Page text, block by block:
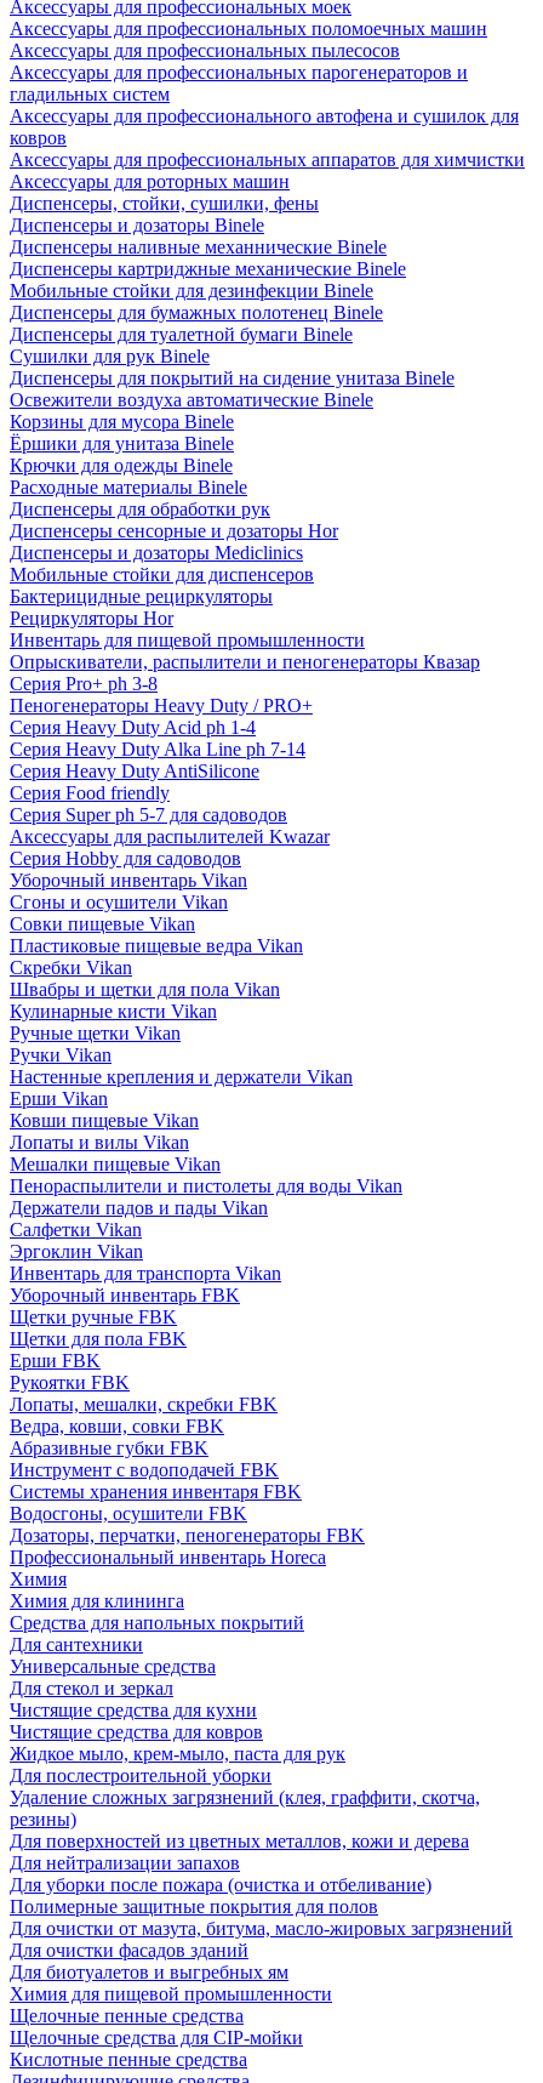
Аксессуары для профессиональных моек
Аксессуары для профессиональных поломоечных машин
Аксессуары для профессиональных пылесосов
Аксессуары для профессиональных парогенераторов и
гладильных систем
Аксессуары для профессионального автофена и сушилок для
ковров
Аксессуары для профессиональных аппаратов для химчистки
Аксессуары для роторных машин
Диспенсеры, стойки, сушилки, фены
Диспенсеры и дозаторы Binele
Диспенсеры наливные механнические Binele
Диспенсеры картриджные механические Binele
Мобильные стойки для дезинфекции Binele
Диспенсеры для бумажных полотенец Binele
Диспенсеры для туалетной бумаги Binele
Сушилки для рук Binele
Диспенсеры для покрытий на сидение унитаза Binele
Освежители воздуха автоматические Binele
Корзины для мусора Binele
Ёршики для унитаза Binele
Крючки для одежды Binele
Расходные материалы Binele
Диспенсеры для обработки рук
Диспенсеры сенсорные и дозаторы Hor
Диспенсеры и дозаторы Mediclinics
Мобильные стойки для диспенсеров
Бактерицидные рециркуляторы
Рециркуляторы Hor
Инвентарь для пищевой промышленности
Опрыскиватели, распылители и пеногенераторы Квазар
Серия Pro+ ph 3-8
Пеногенераторы Heavy Duty / PRO+
Серия Heavy Duty Acid ph 1-4
Серия Heavy Duty Alka Line ph 7-14
Серия Heavy Duty AntiSilicone
Серия Food friendly
Серия Super ph 5-7 для садоводов
Аксессуары для распылителей Kwazar
Серия Hobby для садоводов
Уборочный инвентарь Vikan
Сгоны и осушители Vikan
Совки пищевые Vikan
Пластиковые пищевые ведра Vikan
Скребки Vikan
Швабры и щетки для пола Vikan
Кулинарные кисти Vikan
Ручные щетки Vikan
Ручки Vikan
Настенные крепления и держатели Vikan
Ерши Vikan
Ковши пищевые Vikan
Лопаты и вилы Vikan
Мешалки пищевые Vikan
Пенораспылители и пистолеты для воды Vikan
Держатели падов и пады Vikan
Салфетки Vikan
Эргоклин Vikan
Инвентарь для транспорта Vikan
Уборочный инвентарь FBK
Щетки ручные FBK
Щетки для пола FBK
Ерши FBK
Рукоятки FBK
Лопаты, мешалки, скребки FBK
Ведра, ковши, совки FBK
Абразивные губки FBK
Инструмент с водоподачей FBK
Системы хранения инвентаря FBK
Водосгоны, осушители FBK
Дозаторы, перчатки, пеногенераторы FBK
Профессиональный инвентарь Horeca
Химия
Химия для клининга
Средства для напольных покрытий
Для сантехники
Универсальные средства
Для стекол и зеркал
Чистящие средства для кухни
Чистящие средства для ковров
Жидкое мыло, крем-мыло, паста для рук
Для послестроительной уборки
Удаление сложных загрязнений (клея, граффити, скотча,
резины)
Для поверхностей из цветных металлов, кожи и дерева
Для нейтрализации запахов
Для уборки после пожара (очистка и отбеливание)
Полимерные защитные покрытия для полов
Для очистки от мазута, битума, масло-жировых загрязнений
Для очистки фасадов зданий
Для биотуалетов и выгребных ям
Химия для пищевой промышленности
Щелочные пенные средства
Щелочные средства для CIP-мойки
Кислотные пенные средства